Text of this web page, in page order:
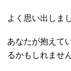
よく思い出しま
あなたが抱えて
るかもしれません